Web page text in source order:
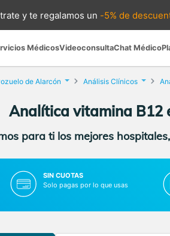
yte regalamos un -5% de
MédicosVideoconsultaChat Médico
de Alarcón Análisis Clínicos
Analítica vitamina B12
para ti los mejores
SIN CUOTAS
Solo pagas por lo que usas